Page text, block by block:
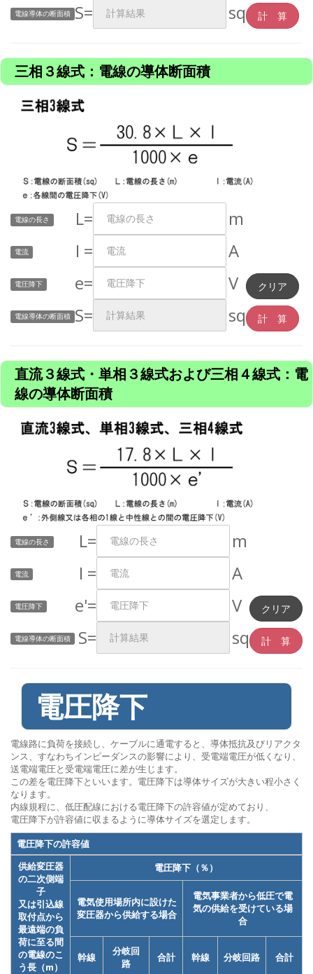
電線導体の断面積 S= sq
三相３線式：電線の導体断面積
電線の長さ L= m
電流 I = A
電圧降下 e= V
電線導体の断面積 S= sq
直流３線式・単相３線式および三相４線式：電
線の導体断面積
電線の長さ L= m
電流 I = A
電圧降下 e'= V
電線導体の断面積 S= sq
電圧降下
電線路に負荷を接続し、ケーブルに通電すると、導体抵抗及びリアクタ
ンス、すなわちインピーダンスの影響により、受電端電圧が低くなり、
送電端電圧と受電端電圧に差が生じます。
この差を電圧降下といいます。電圧降下は導体サイズが大きい程小さく
なります。
内線規程に、低圧配線における電圧降下の許容値が定めており、
電圧降下が許容値に収まるように導体サイズを選定します。
電圧降下の許容値
供給変圧器
の二次側端
子
又は引込線
取付点から
最遠端の負
荷に至る間
の電線のこ
う長（m）
電圧降下（％）
電気使用場所内に設けた
変圧器から供給する場合
電気事業者から低圧で電
気の供給を受けている場
合
幹線
分岐回
路
合計 幹線 分岐回路 合計